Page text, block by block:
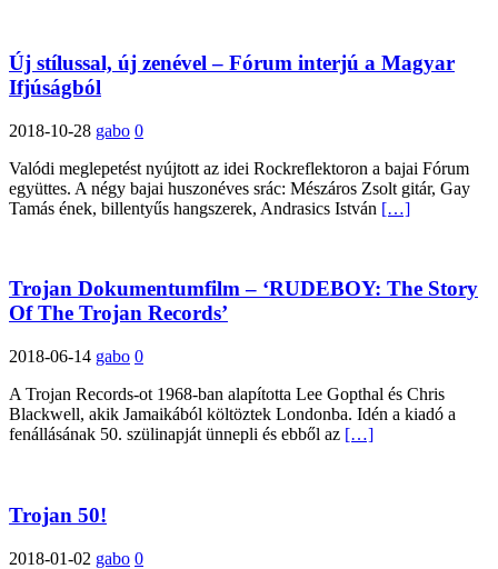
Új stílussal, új zenével – Fórum interjú a Magyar
Ifjúságból
2018-10-28 gabo 0
Valódi meglepetést nyújtott az idei Rockreflektoron a bajai Fórum
együttes. A négy bajai huszonéves srác: Mészáros Zsolt gitár, Gay
Tamás ének, billentyűs hangszerek, Andrasics István […]
Trojan Dokumentumfilm – ‘RUDEBOY: The Story
Of The Trojan Records’
2018-06-14 gabo 0
A Trojan Records-ot 1968-ban alapította Lee Gopthal és Chris
Blackwell, akik Jamaikából költöztek Londonba. Idén a kiadó a
fenállásának 50. szülinapját ünnepli és ebből az […]
Trojan 50!
2018-01-02 gabo 0